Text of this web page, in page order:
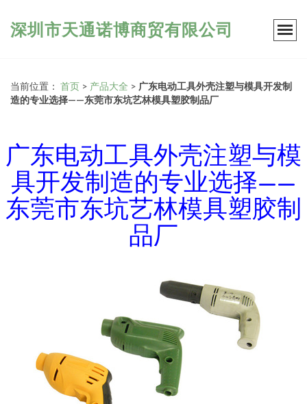
深圳市天通诺博商贸有限公司
当前位置： 首页 > 产品大全 > 广东电动工具外壳注塑与模具开发制
造的专业选择——东莞市东坑艺林模具塑胶制品厂
广东电动工具外壳注塑与模
具开发制造的专业选择——
东莞市东坑艺林模具塑胶制
品厂